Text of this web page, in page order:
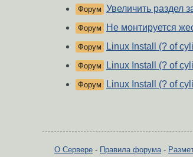
Форум Увеличить раздел
Форум Не монтируется
Форум Linux Install (? of
Форум Linux Install (? of
Форум Linux Install (? of
О Сервере - Правила форума -